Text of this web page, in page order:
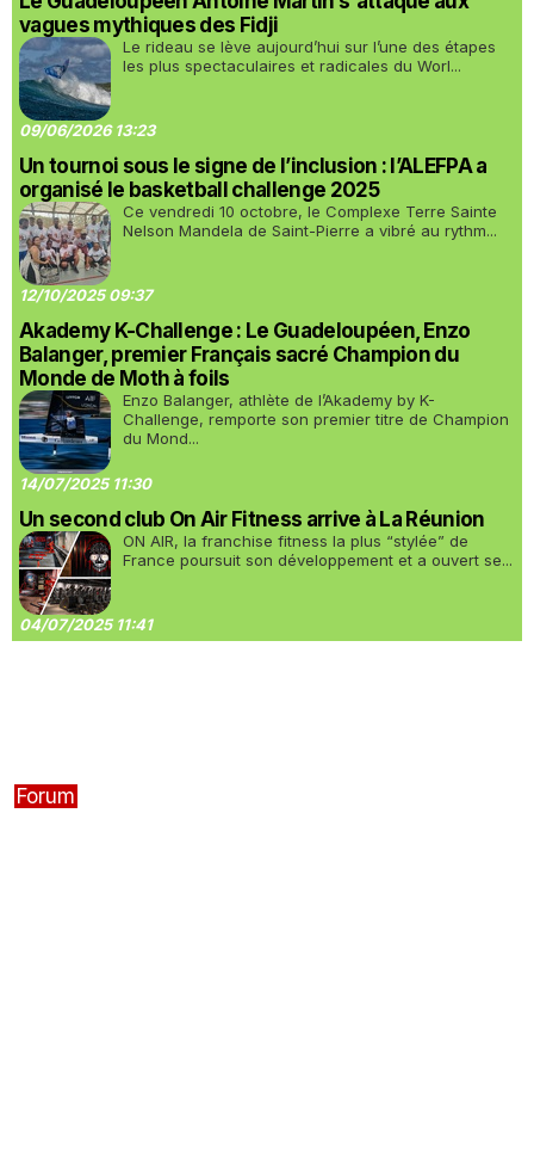
vagues mythiques des Fidji
Le rideau se lève aujourd’hui sur l’une des étapes
les plus spectaculaires et radicales du Worl...
09/06/2026 13:23
Un tournoi sous le signe de l’inclusion : l’ALEFPA a
organisé le basketball challenge 2025
Ce vendredi 10 octobre, le Complexe Terre Sainte
Nelson Mandela de Saint-Pierre a vibré au rythm...
12/10/2025 09:37
Akademy K-Challenge : Le Guadeloupéen, Enzo
Balanger, premier Français sacré Champion du
Monde de Moth à foils
Enzo Balanger, athlète de l’Akademy by K-
Challenge, remporte son premier titre de Champion
du Mond...
14/07/2025 11:30
Un second club On Air Fitness arrive à La Réunion
ON AIR, la franchise fitness la plus “stylée” de
France poursuit son développement et a ouvert se...
04/07/2025 11:41
Forum